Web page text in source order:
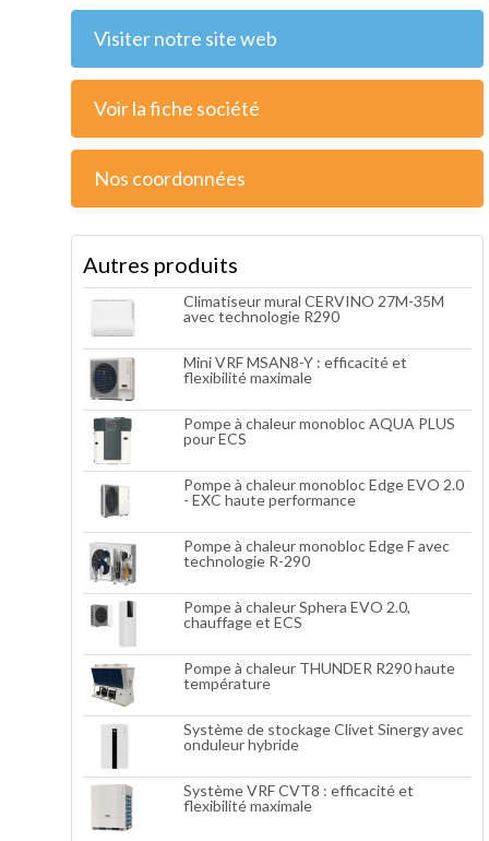
Visiter notre site web
Voir la fiche société
Nos coordonnées
Autres produits
Climatiseur mural CERVINO 27M-35M
avec technologie R290
Mini VRF MSAN8-Y : efficacité et
flexibilité maximale
Pompe à chaleur monobloc AQUA PLUS
pour ECS
Pompe à chaleur monobloc Edge EVO 2.0
- EXC haute performance
Pompe à chaleur monobloc Edge F avec
technologie R-290
Pompe à chaleur Sphera EVO 2.0,
chauffage et ECS
Pompe à chaleur THUNDER R290 haute
température
Système de stockage Clivet Sinergy avec
onduleur hybride
Système VRF CVT8 : efficacité et
flexibilité maximale